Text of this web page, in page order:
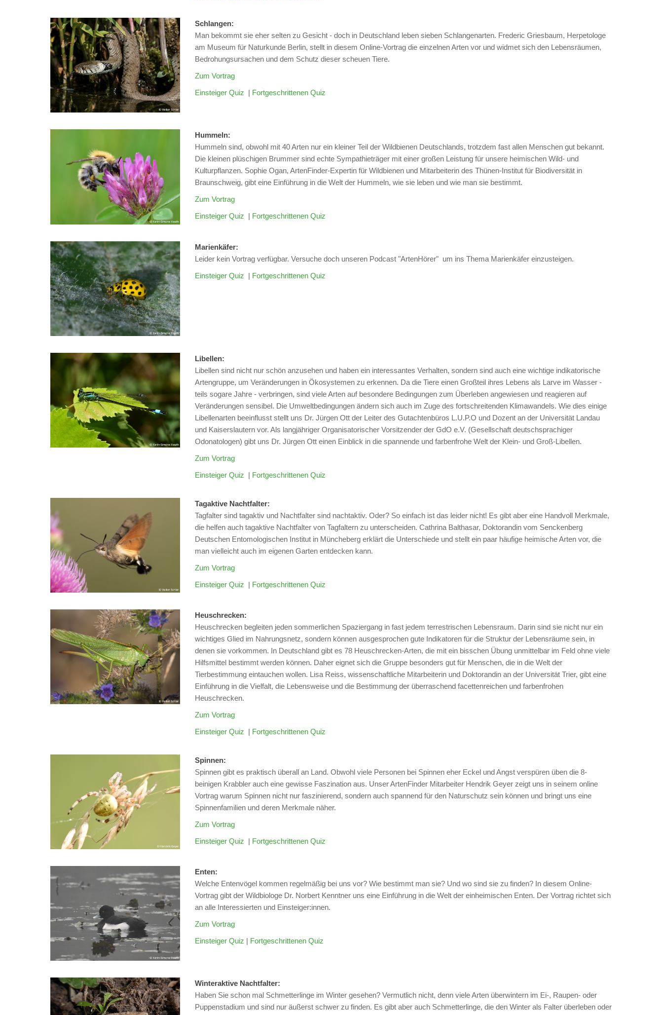
Schlangen:
Man bekommt sie eher selten zu Gesicht - doch in Deutschland leben sieben Schlangenarten. Frederic Griesbaum, Herpetologe
am Museum für Naturkunde Berlin, stellt in diesem Online-Vortrag die einzelnen Arten vor und widmet sich den Lebensräumen,
Bedrohungsursachen und dem Schutz dieser scheuen Tiere.
Zum Vortrag
Einsteiger Quiz | Fortgeschrittenen Quiz
Hummeln:
Hummeln sind, obwohl mit 40 Arten nur ein kleiner Teil der Wildbienen Deutschlands, trotzdem fast allen Menschen gut bekannt.
Die kleinen plüschigen Brummer sind echte Sympathieträger mit einer großen Leistung für unsere heimischen Wild- und
Kulturpflanzen. Sophie Ogan, ArtenFinder-Expertin für Wildbienen und Mitarbeiterin des Thünen-Institut für Biodiversität in
Braunschweig, gibt eine Einführung in die Welt der Hummeln, wie sie leben und wie man sie bestimmt.
Zum Vortrag
Einsteiger Quiz | Fortgeschrittenen Quiz
Marienkäfer:
Leider kein Vortrag verfügbar. Versuche doch unseren Podcast "ArtenHörer" um ins Thema Marienkäfer einzusteigen.
Einsteiger Quiz | Fortgeschrittenen Quiz
Libellen:
Libellen sind nicht nur schön anzusehen und haben ein interessantes Verhalten, sondern sind auch eine wichtige indikatorische
Artengruppe, um Veränderungen in Ökosystemen zu erkennen. Da die Tiere einen Großteil ihres Lebens als Larve im Wasser -
teils sogare Jahre - verbringen, sind viele Arten auf besondere Bedingungen zum Überleben angewiesen und reagieren auf
Veränderungen sensibel. Die Umweltbedingungen ändern sich auch im Zuge des fortschreitenden Klimawandels. Wie dies einige
Libellenarten beeinflusst stellt uns Dr. Jürgen Ott der Leiter des Gutachtenbüros L.U.P.O und Dozent an der Universität Landau
und Kaiserslautern vor. Als langjähriger Organisatorischer Vorsitzender der GdO e.V. (Gesellschaft deutschsprachiger
Odonatologen) gibt uns Dr. Jürgen Ott einen Einblick in die spannende und farbenfrohe Welt der Klein- und Groß-Libellen.
Zum Vortrag
Einsteiger Quiz | Fortgeschrittenen Quiz
Tagaktive Nachtfalter:
Tagfalter sind tagaktiv und Nachtfalter sind nachtaktiv. Oder? So einfach ist das leider nicht! Es gibt aber eine Handvoll Merkmale,
die helfen auch tagaktive Nachtfalter von Tagfaltern zu unterscheiden. Cathrina Balthasar, Doktorandin vom Senckenberg
Deutschen Entomologischen Institut in Müncheberg erklärt die Unterschiede und stellt ein paar häufige heimische Arten vor, die
man vielleicht auch im eigenen Garten entdecken kann.
Zum Vortrag
Einsteiger Quiz | Fortgeschrittenen Quiz
Heuschrecken:
Heuschrecken begleiten jeden sommerlichen Spaziergang in fast jedem terrestrischen Lebensraum. Darin sind sie nicht nur ein
wichtiges Glied im Nahrungsnetz, sondern können ausgesprochen gute Indikatoren für die Struktur der Lebensräume sein, in
denen sie vorkommen. In Deutschland gibt es 78 Heuschrecken-Arten, die mit ein bisschen Übung unmittelbar im Feld ohne viele
Hilfsmittel bestimmt werden können. Daher eignet sich die Gruppe besonders gut für Menschen, die in die Welt der
Tierbestimmung eintauchen wollen. Lisa Reiss, wissenschaftliche Mitarbeiterin und Doktorandin an der Universität Trier, gibt eine
Einführung in die Vielfalt, die Lebensweise und die Bestimmung der überraschend facettenreichen und farbenfrohen
Heuschrecken.
Zum Vortrag
Einsteiger Quiz | Fortgeschrittenen Quiz
Spinnen:
Spinnen gibt es praktisch überall an Land. Obwohl viele Personen bei Spinnen eher Eckel und Angst verspüren üben die 8-
beinigen Krabbler auch eine gewisse Faszination aus. Unser ArtenFinder Mitarbeiter Hendrik Geyer zeigt uns in seinem online
Vortrag warum Spinnen nicht nur faszinierend, sondern auch spannend für den Naturschutz sein können und bringt uns eine
Spinnenfamilien und deren Merkmale näher.
Zum Vortrag
Einsteiger Quiz | Fortgeschrittenen Quiz
Enten:
Welche Entenvögel kommen regelmäßig bei uns vor? Wie bestimmt man sie? Und wo sind sie zu finden? In diesem Online-
Vortrag gibt der Wildbiologe Dr. Norbert Kenntner uns eine Einführung in die Welt der einheimischen Enten. Der Vortrag richtet sich
an alle Interessierten und Einsteiger:innen.
Zum Vortrag
Einsteiger Quiz | Fortgeschrittenen Quiz
Winteraktive Nachtfalter:
Haben Sie schon mal Schmetterlinge im Winter gesehen? Vermutlich nicht, denn viele Arten überwintern im Ei-, Raupen- oder
Puppenstadium und sind nur äußerst schwer zu finden. Es gibt aber auch Schmetterlinge, die den Winter als Falter überleben oder